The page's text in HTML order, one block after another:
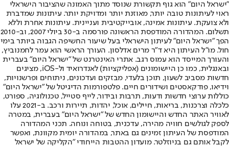
"ישראל היום" הוא גוף תקשורת שנוסד מתוך האמונה שהציבור הישראלי
ראוי לעיתונות טובה יותר, מאוזנת יותר ומדויקת יותר. עיתונות שמדברת
ולא צועקת. עיתונות אמינה, אובייקטיבית ועניינית. עיתונות אחרת וללא
תשלום. המהדורה המודפסת הראשונה פורסמה ב-30 ביולי 2007, וב-2010
הפך "ישראל היום" לעיתון הישראלי בעל שיעור החשיפה הגבוה ביותר בימי
חול. מו"ל העיתון היא ד"ר מרים אדלסון. העורך הראשי הוא עמר לחמנוביץ,
והעורך המייסד הוא עמוס רגב. אתרי האינטרנט של "ישראל היום" בעברית
ובאנגלית, כמו כן היישומונים (אפליקציות) לאנדרואיד ול-iOS, מציגים
חדשות מסביב לשעון, תוכן בלעדי, מבזקים ועדכונים, ניתוחים ופרשנויות,
וידיאו, פודקאסטים ושידורים חיים. פלטפורמות הדיגיטל של "ישראל היום"
כוללות ערוצי חדשות ודעות, תרבות ובידור, לייף סטייל, טכנולוגיה, ספורט,
כלכלה וצרכנות, בריאות, חיילים, אוכל, יהדות, תיירות ורכב. ב-2021 עלו
לאוויר האתר החדש והיישומון החדש של "ישראל היום" בעברית, במטרה
לספק לגולשים חוויה מהירה, עדכנית, בטוחה ונוחה. תכני המהדורה
המודפסת של העיתון זמינים גם באתר, במהדורה יומית מקוונת, ואפשר
לקבל אותם גם בניוזלטר. מועדון ההטבות הייחודי "הקליקה של ישראל